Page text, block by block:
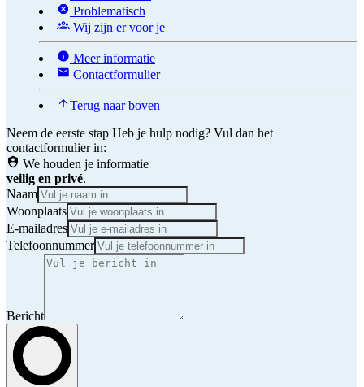
Problematisch
Wij zijn er voor je
Meer informatie
Contactformulier
Terug naar boven
Neem de eerste stap Heb je hulp nodig? Vul dan het
contactformulier in:
We houden je informatie
veilig en privé.
Naam
Woonplaats
E-mailadres
Telefoonnummer
Bericht